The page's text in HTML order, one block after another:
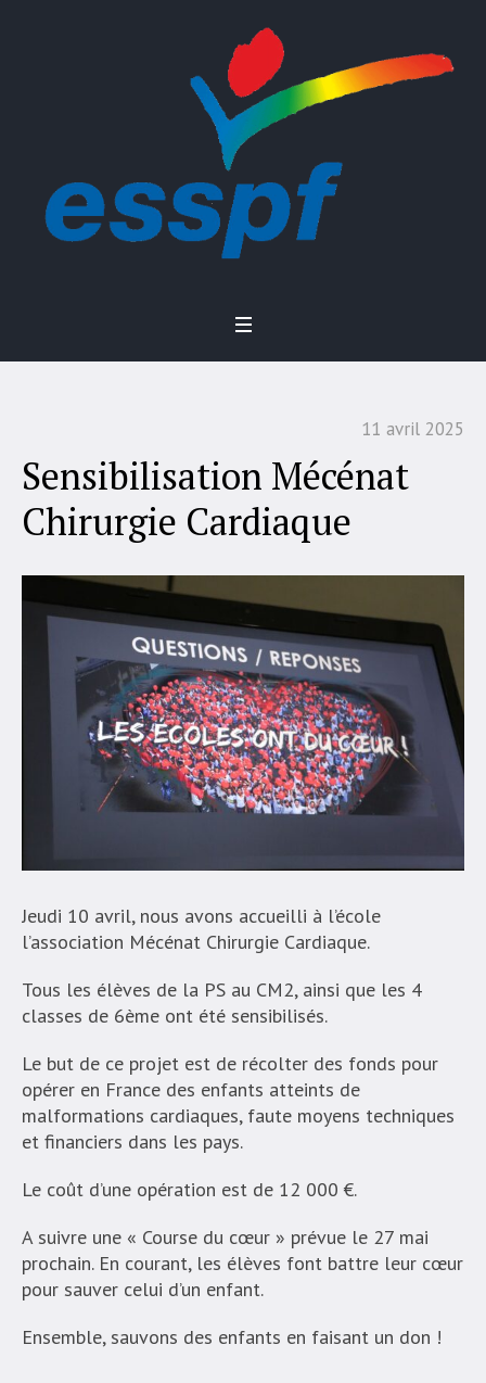
11 avril 2025
Sensibilisation Mécénat
Chirurgie Cardiaque
Jeudi 10 avril, nous avons accueilli à l’école
l’association Mécénat Chirurgie Cardiaque.
Tous les élèves de la PS au CM2, ainsi que les 4
classes de 6ème ont été sensibilisés.
Le but de ce projet est de récolter des fonds pour
opérer en France des enfants atteints de
malformations cardiaques, faute moyens techniques
et financiers dans les pays.
Le coût d’une opération est de 12 000 €.
A suivre une « Course du cœur » prévue le 27 mai
prochain. En courant, les élèves font battre leur cœur
pour sauver celui d’un enfant.
Ensemble, sauvons des enfants en faisant un don !